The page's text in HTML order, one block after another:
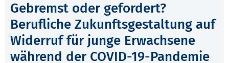
Gebremst oder gefordert?
Berufliche Zukunftsgestaltung auf
Widerruf für junge Erwachsene
während der COVID-19-Pandemie